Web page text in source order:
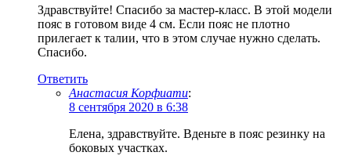
Здравствуйте! Спасибо за мастер-класс. В этой модели
пояс в готовом виде 4 см. Если пояс не плотно
прилегает к талии, что в этом случае нужно сделать.
Спасибо.
Ответить
Анастасия Корфиати:
8 сентября 2020 в 6:38
Елена, здравствуйте. Вденьте в пояс резинку на
боковых участках.